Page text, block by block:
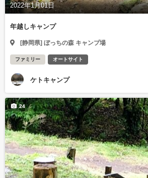
2022年1月01日
年越しキャンプ
[静岡県] ぼっちの森 キャンプ場
ファミリー オートサイト
ケトキャンプ
24